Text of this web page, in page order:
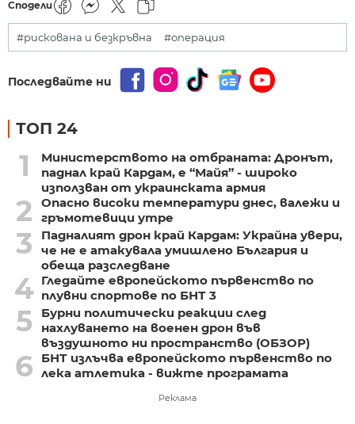
Сподели
#рискована и безкръвна #операция
Последвайте ни
ТОП 24
1
Министерството на отбраната: Дронът,
паднал край Кардам, е “Майя” - широко
използван от украинската армия
2
Опасно високи температури днес, валежи и
гръмотевици утре
3
Падналият дрон край Кардам: Украйна увери,
че не е атакувала умишлено България и
обеща разследване
4 Гледайте европейското първенство по
плувни спортове по БНТ 3
5
Бурни политически реакции след
нахлуването на военен дрон във
въздушното ни пространство (ОБЗОР)
6
БНТ излъчва европейското първенство по
лека атлетика - вижте програмата
Реклама